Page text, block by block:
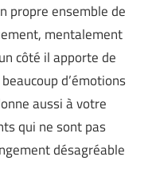
propre ensemble de
mentalement
côté il apporte de
d’émotions
aussi à votre
qui ne sont pas
désagréable